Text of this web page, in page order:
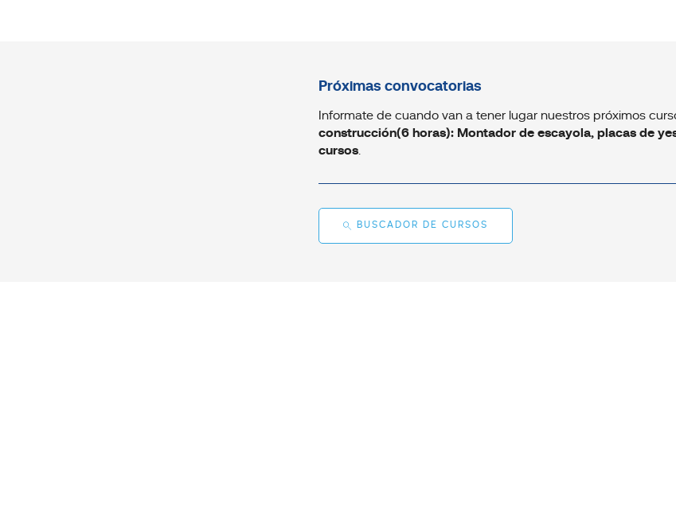
Próximas convocatorias
Informate de cuando van a tener lugar nuestros próximos
construcción(6 horas): Montador de escayola, placas de
cursos.
BUSCADOR DE CURSOS